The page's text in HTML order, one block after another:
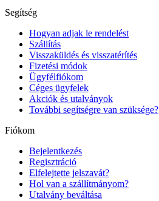
Segítség
Hogyan adjak le rendelést
Szállítás
Visszaküldés és visszatérítés
Fizetési módok
Ügyfélfiókom
Céges ügyfelek
Akciók és utalványok
További segítségre van szüksége?
Fiókom
Bejelentkezés
Regisztráció
Elfelejtette jelszavát?
Hol van a szállítmányom?
Utalvány beváltása